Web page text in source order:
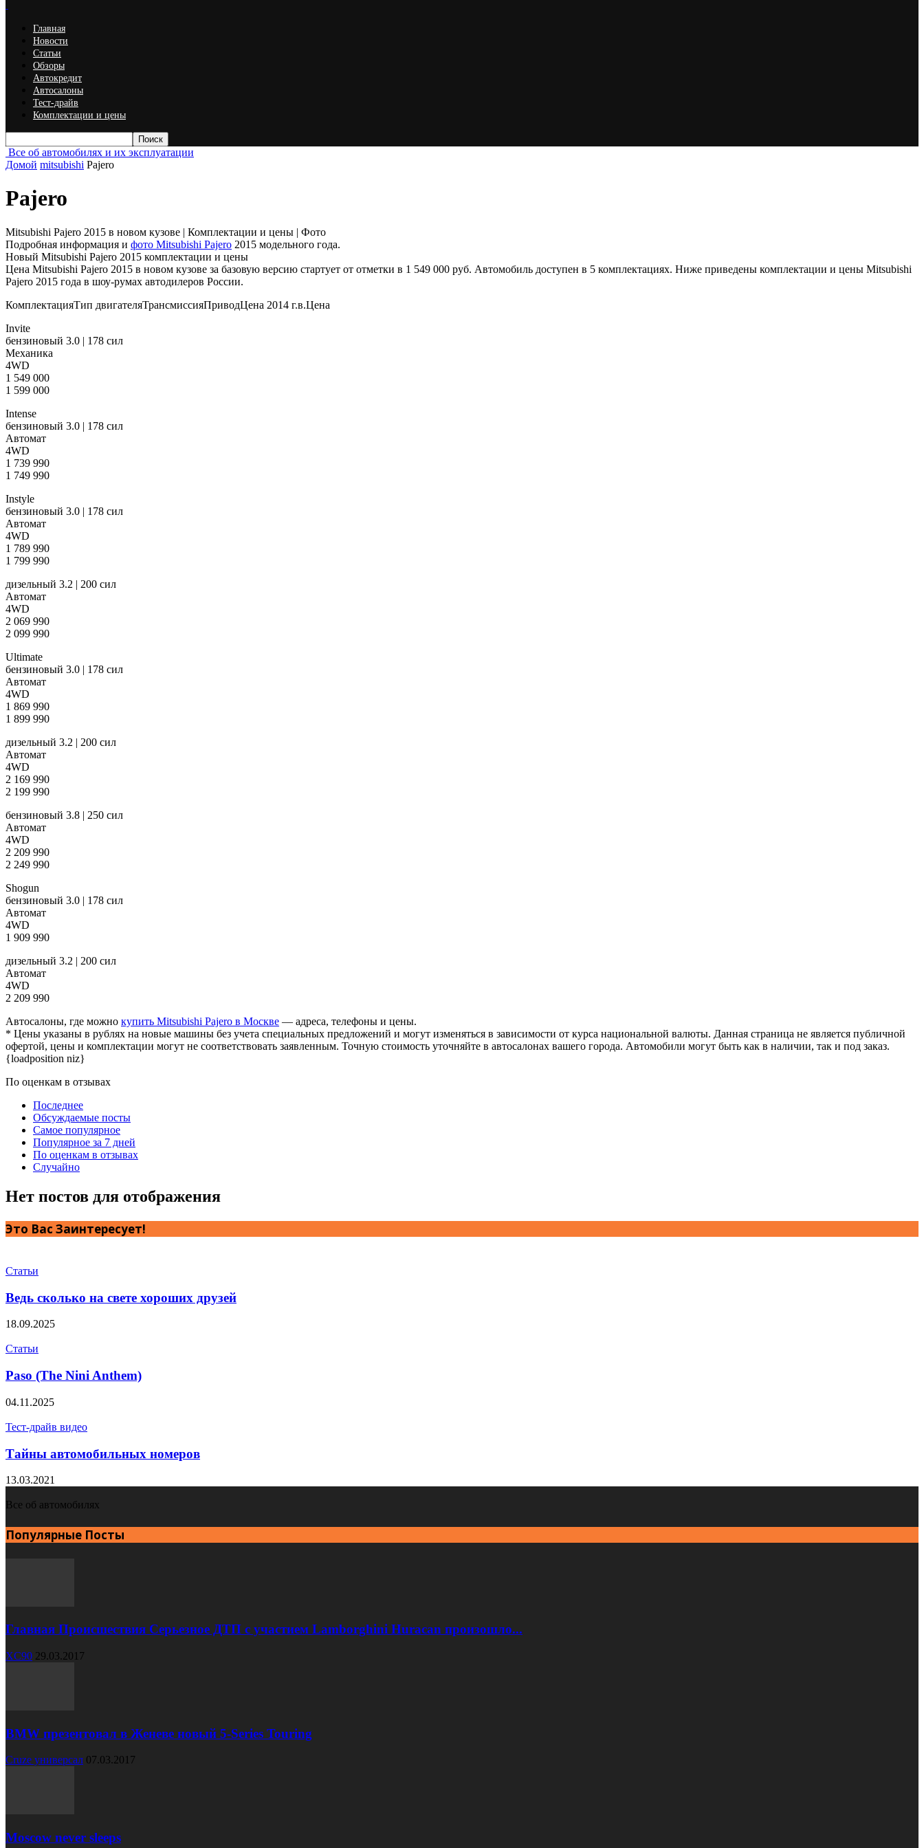
Главная
Новости
Статьи
Обзоры
Автокредит
Автосалоны
Тест-драйв
Комплектации и цены
Все об автомобилях и их эксплуатации
Домой mitsubishi Pajero
Pajero
Mitsubishi Pajero 2015 в новом кузове | Комплектации и цены | Фото
Подробная информация и фото Mitsubishi Pajero 2015 модельного года.
Новый Mitsubishi Pajero 2015 комплектации и цены
Цена Mitsubishi Pajero 2015 в новом кузове за базовую версию стартует от отметки в 1 549 000 руб. Автомобиль доступен в 5 комплектациях. Ниже приведены комплектации и цены Mitsubishi
Pajero 2015 года в шоу-румах автодилеров России.
КомплектацияТип двигателяТрансмиссияПриводЦена 2014 г.в.Цена
Invite
бензиновый 3.0 | 178 сил
Механика
4WD
1 549 000
1 599 000
Intense
бензиновый 3.0 | 178 сил
Автомат
4WD
1 739 990
1 749 990
Instyle
бензиновый 3.0 | 178 сил
Автомат
4WD
1 789 990
1 799 990
дизельный 3.2 | 200 сил
Автомат
4WD
2 069 990
2 099 990
Ultimate
бензиновый 3.0 | 178 сил
Автомат
4WD
1 869 990
1 899 990
дизельный 3.2 | 200 сил
Автомат
4WD
2 169 990
2 199 990
бензиновый 3.8 | 250 сил
Автомат
4WD
2 209 990
2 249 990
Shogun
бензиновый 3.0 | 178 сил
Автомат
4WD
1 909 990
дизельный 3.2 | 200 сил
Автомат
4WD
2 209 990
Автосалоны, где можно купить Mitsubishi Pajero в Москве — адреса, телефоны и цены.
* Цены указаны в рублях на новые машины без учета специальных предложений и могут изменяться в зависимости от курса национальной валюты. Данная страница не является публичной
офертой, цены и комплектации могут не соответствовать заявленным. Точную стоимость уточняйте в автосалонах вашего города. Автомобили могут быть как в наличии, так и под заказ.
{loadposition niz}
По оценкам в отзывах
Последнее
Обсуждаемые посты
Самое популярное
Популярное за 7 дней
По оценкам в отзывах
Случайно
Нет постов для отображения
Это Вас Заинтересует!
Статьи
Ведь сколько на свете хороших друзей
18.09.2025
Статьи
Paso (The Nini Anthem)
04.11.2025
Тест-драйв видео
Тайны автомобильных номеров
13.03.2021
Все об автомобилях
Популярные Посты
Главная Происшествия Серьезное ДТП с участием Lamborghini Huracan произошло...
XC90 29.03.2017
BMW презентовал в Женеве новый 5-Series Touring
Cruze универсал 07.03.2017
Moscow never sleeps